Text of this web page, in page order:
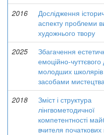
2016
Дослідження
аспекту проблеми
художнього твору
2025
Збагачення
емоційно-чуттєвого
молодших школярів
засобами
2018
Зміст і структура
лінгвометодичної
компетентності
вчителя початкових